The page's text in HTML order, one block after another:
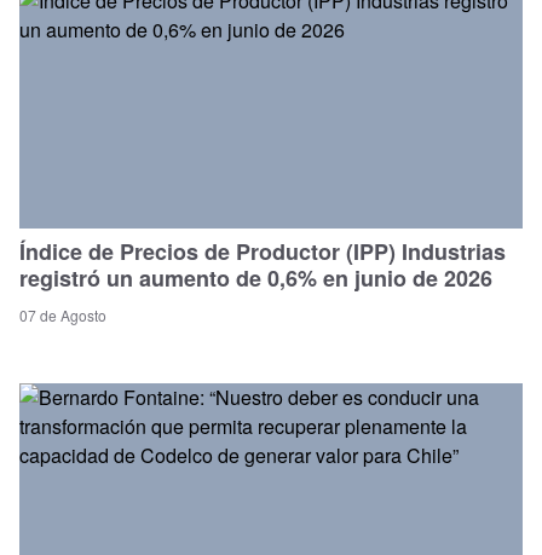
Índice de Precios de Productor (IPP) Industrias
registró un aumento de 0,6% en junio de 2026
07 de Agosto